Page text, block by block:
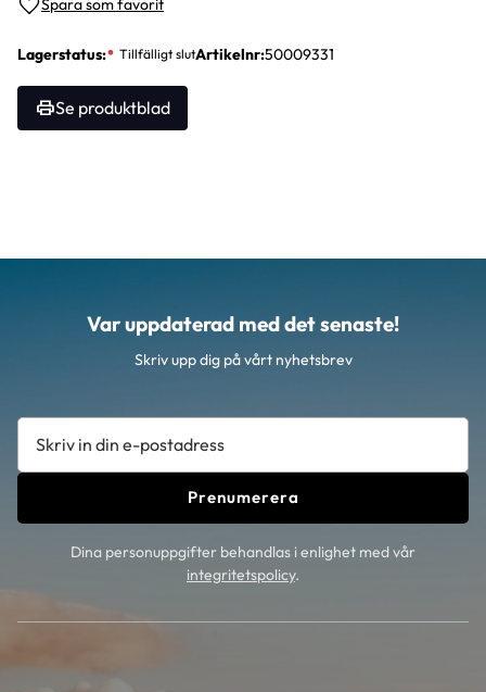
Lägg till i favoriter
Lagerstatus Artikelnr 50009331
Se produktblad
Var uppdaterad med det senaste!
Skriv upp dig på vårt nyhetsbrev
Prenumerera
Dina personuppgifter behandlas i enlighet med vår
integritetspolicy.